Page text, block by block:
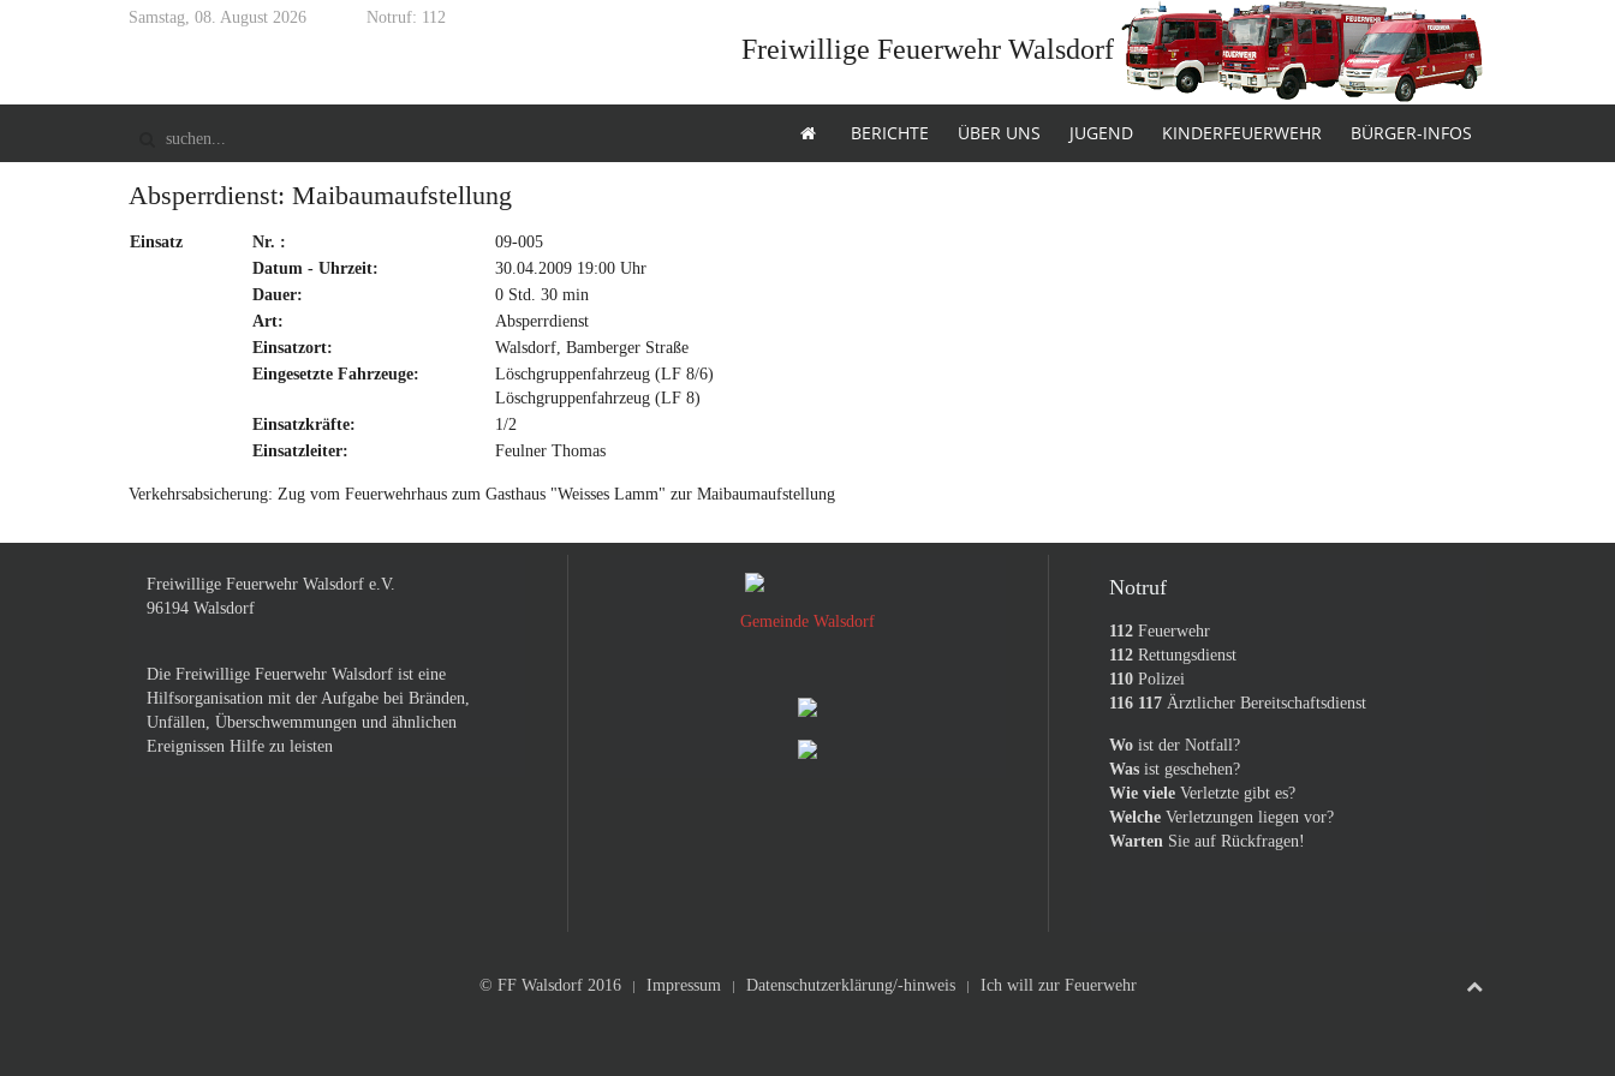
Samstag, 08. August 2026 Notruf: 112
Freiwillige Feuerwehr Walsdorf
BERICHTE ÜBER UNS JUGEND KINDERFEUERWEHR BÜRGER-INFOS
Absperrdienst: Maibaumaufstellung
Einsatz Nr. :
09-005
Datum - Uhrzeit:
30.04.2009 19:00 Uhr
Dauer:
0 Std. 30 min
Art:
Absperrdienst
Einsatzort:
Walsdorf, Bamberger Straße
Eingesetzte Fahrzeuge:
Löschgruppenfahrzeug (LF 8/6)
Löschgruppenfahrzeug (LF 8)
Einsatzkräfte:
1/2
Einsatzleiter:
Feulner Thomas
Verkehrsabsicherung: Zug vom Feuerwehrhaus zum Gasthaus "Weisses Lamm" zur Maibaumaufstellung
Freiwillige Feuerwehr Walsdorf e.V.
96194 Walsdorf
Die Freiwillige Feuerwehr Walsdorf ist eine
Hilfsorganisation mit der Aufgabe bei Bränden,
Unfällen, Überschwemmungen und ähnlichen
Ereignissen Hilfe zu leisten
Gemeinde Walsdorf
Notruf
112Feuerwehr
112Rettungsdienst
110Polizei
116 117Ärztlicher Bereitschaftsdienst
Woist der Notfall?
Wasist geschehen?
Wie vieleVerletzte gibt es?
WelcheVerletzungen liegen vor?
WartenSie auf Rückfragen!
© FF Walsdorf 2016 Impressum Datenschutzerklärung/-hinweis Ich will zur Feuerwehr